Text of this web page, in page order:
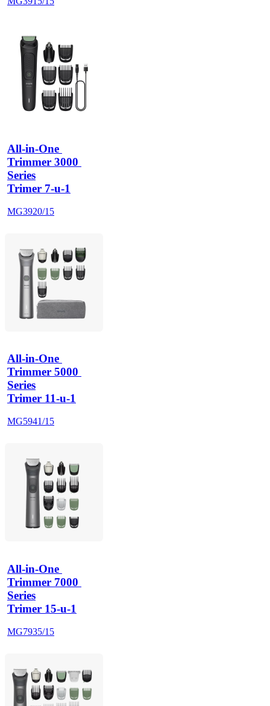
All-in-One
Trimmer 3000
Series
Trimer 7-u-1
MG3920/15
All-in-One
Trimmer 5000
Series
Trimer 11-u-1
MG5941/15
All-in-One
Trimmer 7000
Series
Trimer 15-u-1
MG7935/15